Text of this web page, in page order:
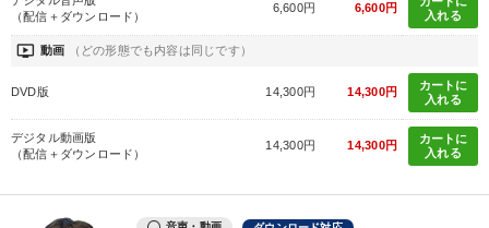
（配信＋ダウンロード）
6,600円 6,600円
入れる
ondemand_video 動画 （どの形態でも内容は同じです）
DVD版 14,300円 14,300円
カートに
入れる
デジタル動画版
（配信＋ダウンロード）
14,300円 14,300円
カートに
入れる